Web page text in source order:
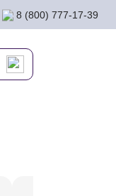
8 (800) 777-17-39